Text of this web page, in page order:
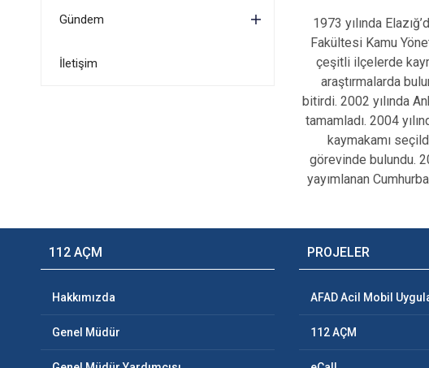
Gündem
İletişim
1973 yılında
Fakültesi Kamu
çeşitli ilçelerde
araştırmalarda
bitirdi. 2002 yılında
tamamladı. 2004
kaymakamı
görevinde bulundu.
yayımlanan
112 AÇM
Hakkımızda
Genel Müdür
PROJELER
AFAD Acil Mobil
112 AÇM